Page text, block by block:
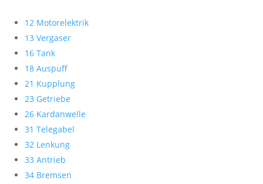
12 Motorelektrik
13 Vergaser
16 Tank
18 Auspuff
21 Kupplung
23 Getriebe
26 Kardanwelle
31 Telegabel
32 Lenkung
33 Antrieb
34 Bremsen